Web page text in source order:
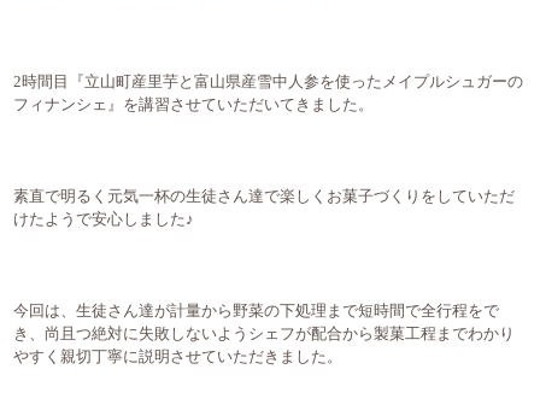
2時間目『立山町産里芋と富山県産雪中人参を使ったメイプルシュガーの
フィナンシェ』を講習させていただいてきました。
素直で明るく元気一杯の生徒さん達で楽しくお菓子づくりをしていただ
けたようで安心しました♪
今回は、生徒さん達が計量から野菜の下処理まで短時間で全行程をで
き、尚且つ絶対に失敗しないようシェフが配合から製菓工程までわかり
やすく親切丁寧に説明させていただきました。